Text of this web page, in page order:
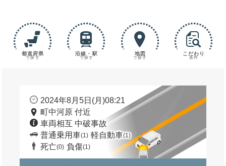
都道府県
で探す
沿線・駅
で探す
地図
で探す
こだわり
条件
2024年8月5日(月)08:21
町中河原 付近
車両相互 中破事故
普通乗用車(1) 軽自動車(1)
死亡(0) 負傷(1)